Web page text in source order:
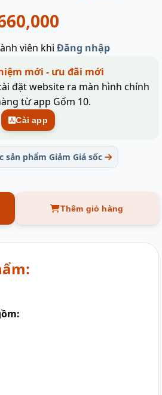
viên khi Đăng nhập
mới - ưu đãi mới
đặt website ra màn hình chính
từ app Gốm 10.
Cài app
sản phẩm Giảm Giá sốc
Thêm giỏ hàng